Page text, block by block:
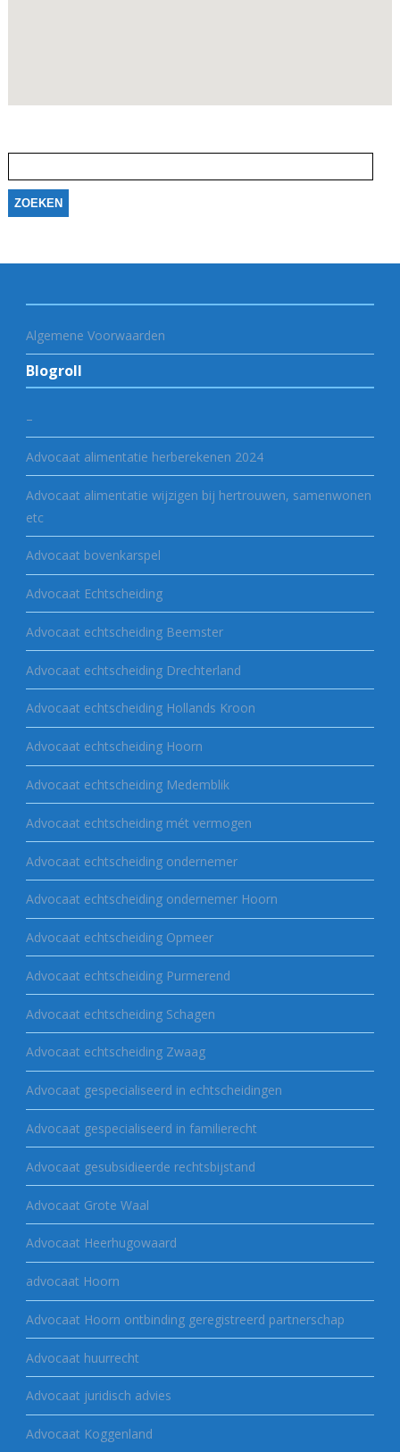
naar:
Algemene Voorwaarden
Blogroll
–
Advocaat alimentatie herberekenen 2024
Advocaat alimentatie wijzigen bij hertrouwen, samenwonen
etc
Advocaat bovenkarspel
Advocaat Echtscheiding
Advocaat echtscheiding Beemster
Advocaat echtscheiding Drechterland
Advocaat echtscheiding Hollands Kroon
Advocaat echtscheiding Hoorn
Advocaat echtscheiding Medemblik
Advocaat echtscheiding mét vermogen
Advocaat echtscheiding ondernemer
Advocaat echtscheiding ondernemer Hoorn
Advocaat echtscheiding Opmeer
Advocaat echtscheiding Purmerend
Advocaat echtscheiding Schagen
Advocaat echtscheiding Zwaag
Advocaat gespecialiseerd in echtscheidingen
Advocaat gespecialiseerd in familierecht
Advocaat gesubsidieerde rechtsbijstand
Advocaat Grote Waal
Advocaat Heerhugowaard
advocaat Hoorn
Advocaat Hoorn ontbinding geregistreerd partnerschap
Advocaat huurrecht
Advocaat juridisch advies
Advocaat Koggenland